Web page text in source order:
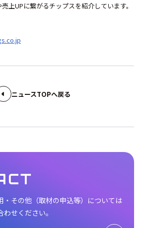
上UPに繋がるチップスを紹介しています。
ニュースTOPへ戻る
・その他（取材の申込等）については
せください。